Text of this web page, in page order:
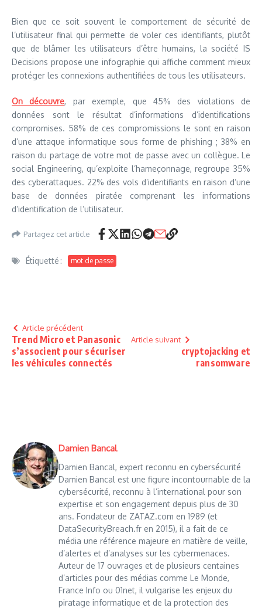
Bien que ce soit souvent le comportement de sécurité de
l’utilisateur final qui permette de voler ces identifiants, plutôt
que de blâmer les utilisateurs d’être humains, la société IS
Decisions propose une infographie qui affiche comment mieux
protéger les connexions authentifiées de tous les utilisateurs.
On découvre, par exemple, que 45% des violations de
données sont le résultat d’informations d’identifications
compromises. 58% de ces compromissions le sont en raison
d’une attaque informatique sous forme de phishing ; 38% en
raison du partage de votre mot de passe avec un collègue. Le
social Engineering, qu’exploite l’hameçonnage, regroupe 35%
des cyberattaques. 22% des vols d’identifiants en raison d’une
base de données piratée comprenant les informations
d’identification de l’utilisateur.
Partagez cet article
Étiquetté : mot de passe
Article précédent
Trend Micro et Panasonic
s’associent pour sécuriser
les véhicules connectés
Article suivant
cryptojacking et
ransomware
Damien Bancal
Damien Bancal, expert reconnu en cybersécurité
Damien Bancal est une figure incontournable de la
cybersécurité, reconnu à l’international pour son
expertise et son engagement depuis plus de 30
ans. Fondateur de ZATAZ.com en 1989 (et
DataSecurityBreach.fr en 2015), il a fait de ce
média une référence majeure en matière de veille,
d’alertes et d’analyses sur les cybermenaces.
Auteur de 17 ouvrages et de plusieurs centaines
d’articles pour des médias comme Le Monde,
France Info ou 01net, il vulgarise les enjeux du
piratage informatique et de la protection des